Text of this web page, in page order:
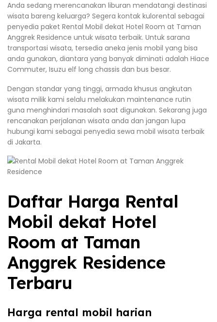
Anda sedang merencanakan liburan mendatangi destinasi
wisata bareng keluarga? Segera kontak kulorental sebagai
penyedia paket Rental Mobil dekat Hotel Room at Taman
Anggrek Residence untuk wisata terbaik. Untuk sarana
transportasi wisata, tersedia aneka jenis mobil yang bisa
anda gunakan, diantara yang banyak diminati adalah Hiace
Commuter, Isuzu elf long chassis dan bus besar.
Dengan standar yang tinggi, armada khusus angkutan
wisata milik kami selalu melakukan maintenance rutin
guna menghindari masalah saat digunakan. Sekarang juga
rencanakan perjalanan wisata anda dan jangan lupa
hubungi kami sebagai penyedia sewa mobil wisata terbaik
di Jakarta.
Daftar Harga Rental
Mobil dekat Hotel
Room at Taman
Anggrek Residence
Terbaru
Harga rental mobil harian